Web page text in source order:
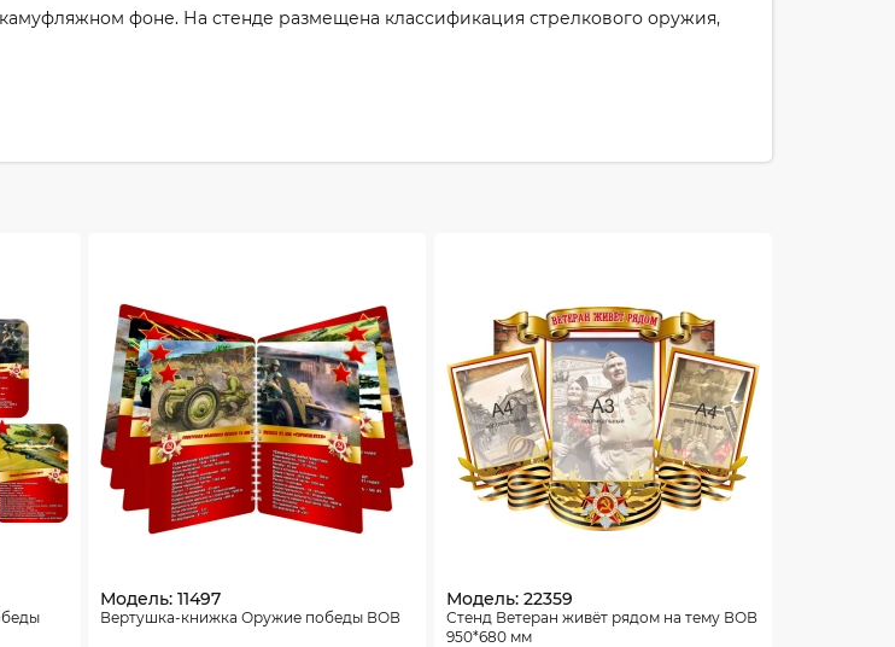
фоне. На стенде размещена классификация стрелкового оружия,
Модель: 11497
Вертушка-книжка Оружие победы ВОВ
Модель: 22359
Стенд Ветеран живёт рядом на тему ВОВ
950*680 мм